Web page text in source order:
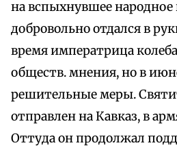
на вспыхнувшее
добровольно отдался в
время императрица
обществ. мнения, но в
решительные меры.
отправлен на Кавказ, в
Оттуда он продолжал